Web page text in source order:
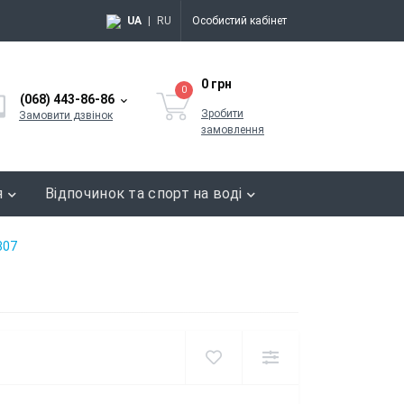
UA RU Особистий кабінет
(068) 443-86-86
Замовити дзвінок
0 0 грн
Зробити
замовлення
Відпочинок та спорт на воді